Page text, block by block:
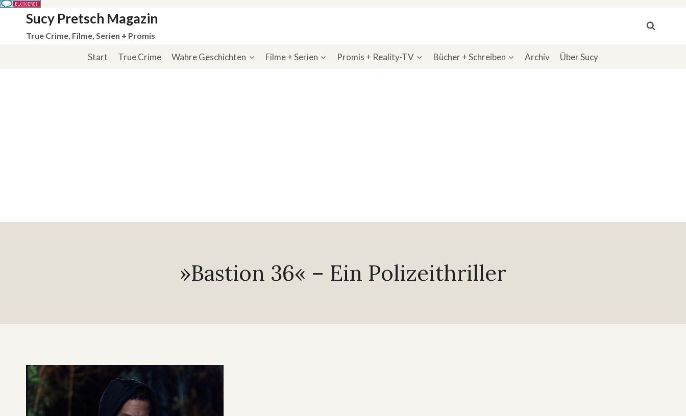
springen
Sucy Pretsch Magazin
True Crime, Filme, Serien + Promis
Start True Crime Wahre Geschichten Filme + Serien Promis + Reality-TV Bücher + Schreiben Archiv Über Sucy
»Bastion 36« – Ein Polizeithriller